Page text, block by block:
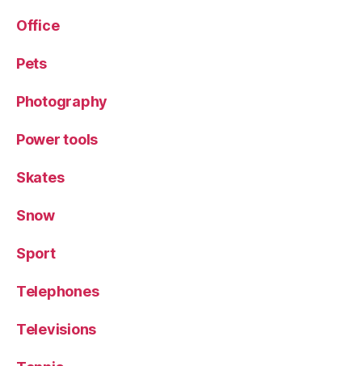
Office
Pets
Photography
Power tools
Skates
Snow
Sport
Telephones
Televisions